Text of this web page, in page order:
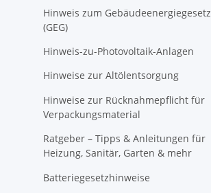
Hinweis zum Gebäudeenergiegesetz
(GEG)
Hinweis-zu-Photovoltaik-Anlagen
Hinweise zur Altölentsorgung
Hinweise zur Rücknahmepflicht für
Verpackungsmaterial
Ratgeber – Tipps & Anleitungen für
Heizung, Sanitär, Garten & mehr
Batteriegesetzhinweise